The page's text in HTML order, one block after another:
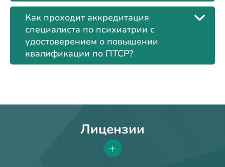
Как проходит аккредитация
специалиста по психиатрии с
удостоверением о повышении
квалификации по ПТСР?
Лицензии
+